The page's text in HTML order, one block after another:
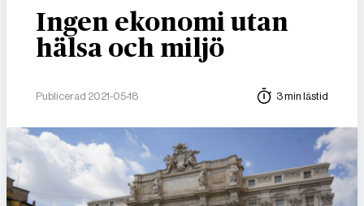
Ingen ekonomi utan
hälsa och miljö
Publicerad 2021-05-18 3 min lästid